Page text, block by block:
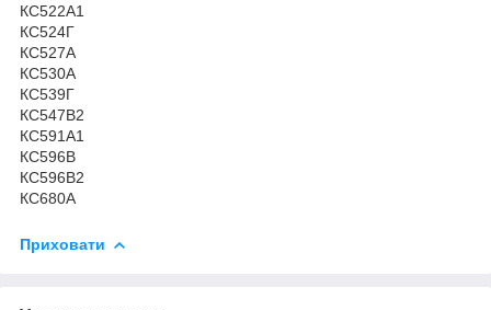
КС522А1
КС524Г
КС527А
КС530А
КС539Г
КС547В2
КС591А1
КС596В
КС596В2
КС680А
Приховати